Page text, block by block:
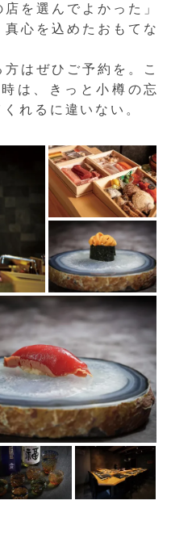
を選んでよかった」
心を込めたおもてな
はぜひご予約を。こ
は、きっと小樽の忘
れるに違いない。